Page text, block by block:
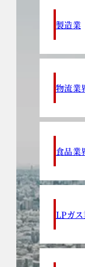
製造業
物流業
食品業
LPガス